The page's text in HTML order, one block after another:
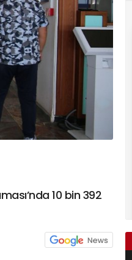
10 bin 392